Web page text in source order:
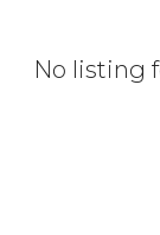
No listing